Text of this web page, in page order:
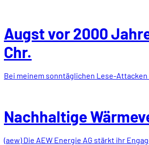
Augst vor 2000
Chr.
Bei meinem sonntäglichen Lese-
Nachhaltige
(aew) Die AEW Energie AG stärkt ihr